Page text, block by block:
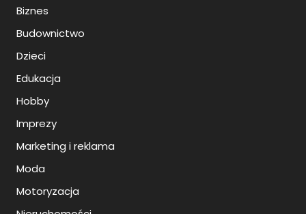
Biznes
Budownictwo
Dzieci
Edukacja
Hobby
Imprezy
Marketing i reklama
Moda
Motoryzacja